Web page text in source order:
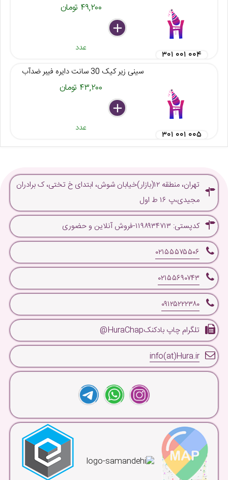
۴۹,۲۰۰ تومان
delete
remove
add
عدد
۳۰۱ ۰۰۱ ۰۰۴
سینی زیر کیک 30 سانت دایره فیبر ضدآب
۴۳,۲۰۰ تومان
delete
remove
add
عدد
۳۰۱ ۰۰۱ ۰۰۵
تهران، منطقه ۱۲(بازار)خیابان شوش، ابتدای خ تختی، ک برادران
مجیدی،پ ۱۶ ط اول
کدپستی: ۱۱۹۸۹۳۴۷۱۳-فروش آنلاین و حضوری
۰۲۱۵۵۵۷۵۵۰۶
۰۲۱۵۵۶۹۰۷۴۳
۰۹۱۲۵۲۲۲۳۸۰
تلگرام چاپ بادکنکHuraChap@
info(at)Hura.ir